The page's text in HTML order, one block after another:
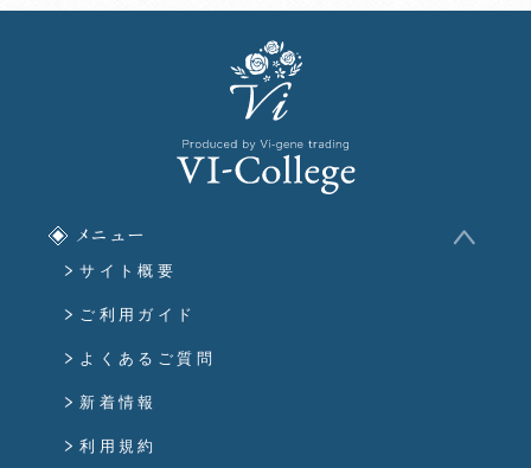
メニュー
サイト概要
ご利用ガイド
よくあるご質問
新着情報
利用規約